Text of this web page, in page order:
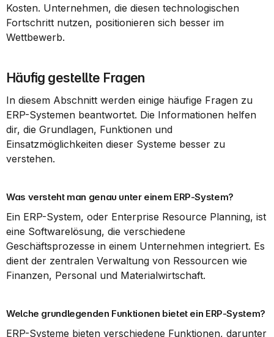
Kosten. Unternehmen, die diesen technologischen
Fortschritt nutzen, positionieren sich besser im
Wettbewerb.
Häufig gestellte Fragen
In diesem Abschnitt werden einige häufige Fragen zu
ERP-Systemen beantwortet. Die Informationen helfen
dir, die Grundlagen, Funktionen und
Einsatzmöglichkeiten dieser Systeme besser zu
verstehen.
Was versteht man genau unter einem ERP-System?
Ein ERP-System, oder Enterprise Resource Planning, ist
eine Softwarelösung, die verschiedene
Geschäftsprozesse in einem Unternehmen integriert. Es
dient der zentralen Verwaltung von Ressourcen wie
Finanzen, Personal und Materialwirtschaft.
Welche grundlegenden Funktionen bietet ein ERP-System?
ERP-Systeme bieten verschiedene Funktionen, darunter